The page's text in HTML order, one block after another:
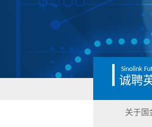
Sinolink
诚聘
关于国